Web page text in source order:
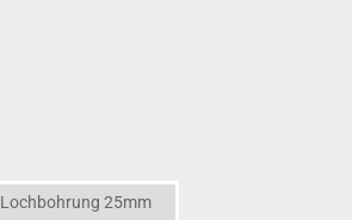
Lochbohrung 25mm